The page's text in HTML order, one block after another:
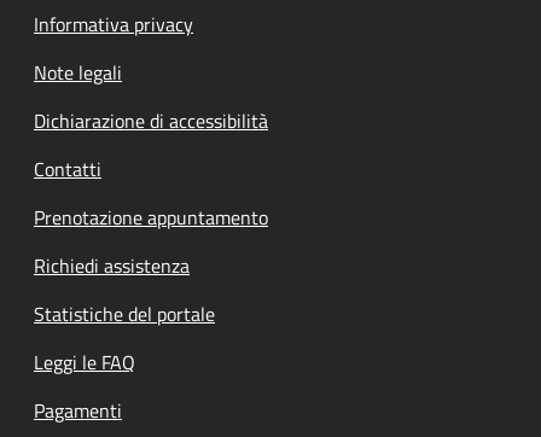
Informativa privacy
Note legali
Dichiarazione di accessibilità
Contatti
Prenotazione appuntamento
Richiedi assistenza
Statistiche del portale
Leggi le FAQ
Pagamenti